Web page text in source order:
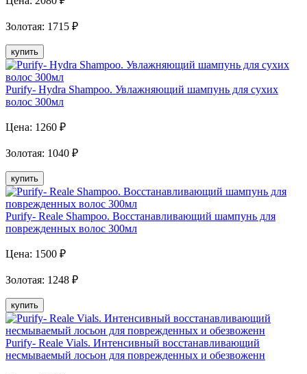
Золотая: 1715 ₽
купить
Purify- Hydra Shampoo. Увлажняющий шампунь для сухих
волос 300мл
Цена: 1260 ₽
Золотая: 1040 ₽
купить
Purify- Reale Shampoo. Восстанавливающий шампунь для
поврежденных волос 300мл
Цена: 1500 ₽
Золотая: 1248 ₽
купить
Purify- Reale Vials. Интенсивный восстанавливающий
несмываемый лосьон для поврежденных и обезвоженн